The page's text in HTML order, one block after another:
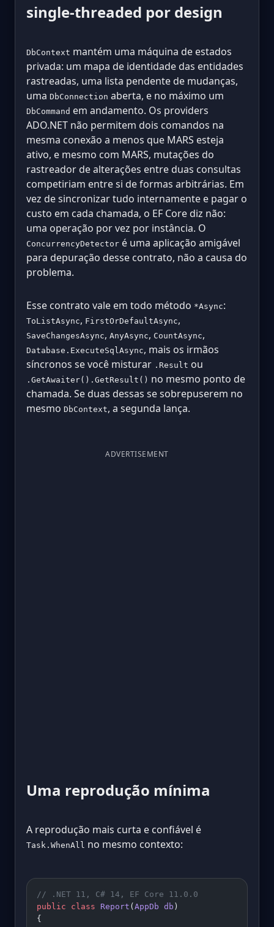
single-threaded por design
DbContext mantém uma máquina de estados
privada: um mapa de identidade das entidades
rastreadas, uma lista pendente de mudanças,
uma DbConnection aberta, e no máximo um
DbCommand em andamento. Os providers
ADO.NET não permitem dois comandos na
mesma conexão a menos que MARS esteja
ativo, e mesmo com MARS, mutações do
rastreador de alterações entre duas consultas
competiriam entre si de formas arbitrárias. Em
vez de sincronizar tudo internamente e pagar o
custo em cada chamada, o EF Core diz não:
uma operação por vez por instância. O
ConcurrencyDetector é uma aplicação amigável
para depuração desse contrato, não a causa do
problema.
Esse contrato vale em todo método *Async:
ToListAsync, FirstOrDefaultAsync,
SaveChangesAsync, AnyAsync, CountAsync,
Database.ExecuteSqlAsync, mais os irmãos
síncronos se você misturar .Result ou
.GetAwaiter().GetResult() no mesmo ponto de
chamada. Se duas dessas se sobrepuserem no
mesmo DbContext, a segunda lança.
ADVERTISEMENT
Uma reprodução mínima
A reprodução mais curta e confiável é
Task.WhenAll no mesmo contexto:
// .NET 11, C# 14, EF Core 11.0.0
public class Report (AppDb db )
{